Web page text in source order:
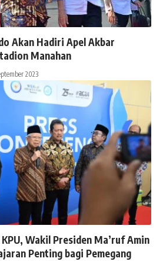
Akan Hadiri Apel Akbar
Manahan
2023
Wakil Presiden Ma’ruf Amin
Penting bagi Pemegang